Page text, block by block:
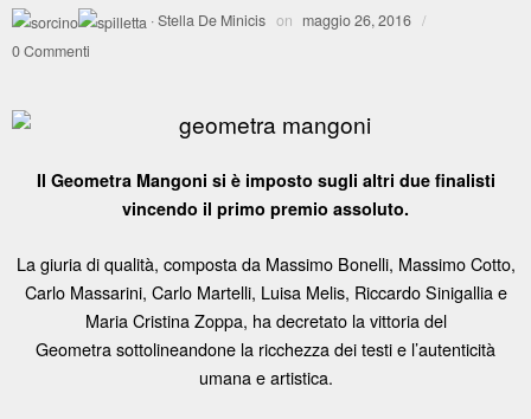
·Stella De Minicis on maggio 26, 2016 /
0 Commenti
Il Geometra Mangoni si è imposto sugli altri due finalisti
vincendo il primo premio assoluto.
La giuria di qualità, composta da Massimo Bonelli, Massimo Cotto,
Carlo Massarini, Carlo Martelli, Luisa Melis, Riccardo Sinigallia e
Maria Cristina Zoppa, ha decretato la vittoria del
Geometra sottolineandone la ricchezza dei testi e l’autenticità
umana e artistica.